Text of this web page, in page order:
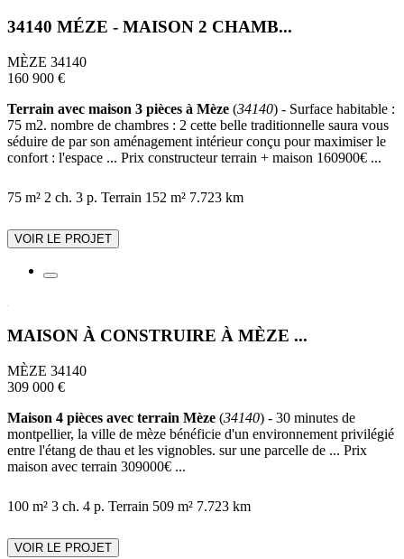
34140 MÉZE - MAISON 2 CHAMB...
MÈZE 34140
160 900 €
Terrain avec maison 3 pièces à Mèze (34140) - Surface habitable :
75 m2. nombre de chambres : 2 cette belle traditionnelle saura vous
séduire de par son aménagement intérieur conçu pour maximiser le
confort : l'espace ... Prix constructeur terrain + maison 160900€ ...
75 m² 2 ch. 3 p. Terrain 152 m² 7.723 km
VOIR LE PROJET
MAISON À CONSTRUIRE À MÈZE ...
MÈZE 34140
309 000 €
Maison 4 pièces avec terrain Mèze (34140) - 30 minutes de
montpellier, la ville de mèze bénéficie d'un environnement privilégié
entre l'étang de thau et les vignobles. sur une parcelle de ... Prix
maison avec terrain 309000€ ...
100 m² 3 ch. 4 p. Terrain 509 m² 7.723 km
VOIR LE PROJET